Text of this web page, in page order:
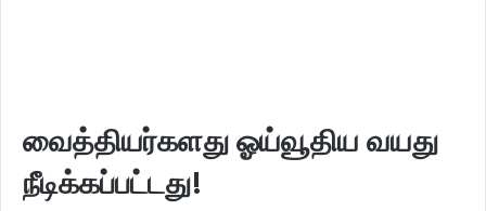
வைத்தியர்களது ஓய்வூதிய வயது
நீடிக்கப்பட்டது!